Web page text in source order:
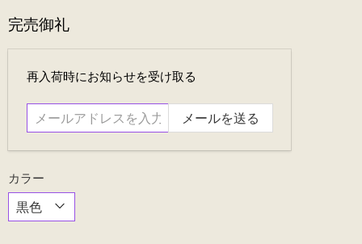
完売御礼
メ
ア
ド
ス
を
入
再入荷時にお知らせを受け取る
カラー